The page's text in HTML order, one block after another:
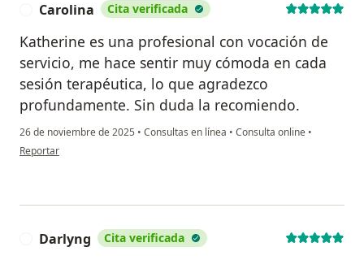
Carolina Cita verificada
Katherine es una profesional con vocación de
servicio, me hace sentir muy cómoda en cada
sesión terapéutica, lo que agradezco
profundamente. Sin duda la recomiendo.
26 de noviembre de 2025 • Consultas en línea • Consulta online •
en opinión del usuario Carolina
Reportar
Darlyng Cita verificada